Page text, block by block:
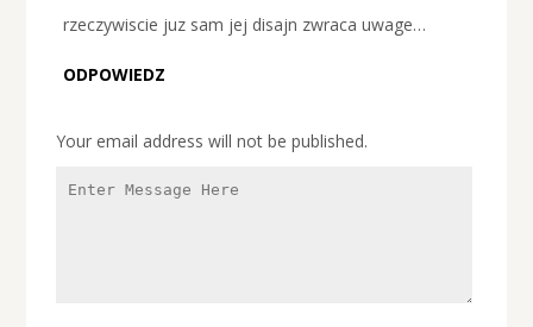
rzeczywiscie juz sam jej disajn zwraca uwage…
ODPOWIEDZ
Your email address will not be published.